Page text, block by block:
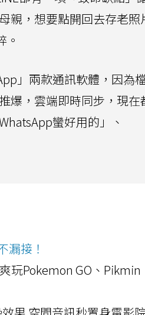
親，想要點開回去存老照
。
」兩款通訊軟體，因為
爆，雲端即時同步，現在
蠻好用的」、
漏接！
玩Pokemon GO、Pikmin